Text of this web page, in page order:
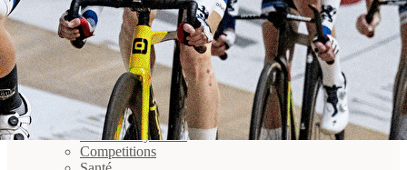
Presentation▴▾
Notre Club
Histoire
Organisation
Disciplines▴▾
Ecole de Cyclisme
Competitions